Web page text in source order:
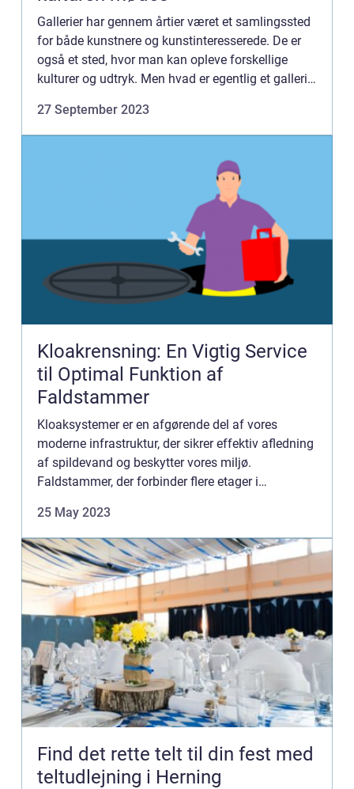
Gallerier har gennem årtier været et samlingssted
for både kunstnere og kunstinteresserede. De er
også et sted, hvor man kan opleve forskellige
kulturer og udtryk. Men hvad er egentlig et galleri,
27 September 2023
Kloakrensning: En Vigtig Service
til Optimal Funktion af
Faldstammer
Kloaksystemer er en afgørende del af vores
moderne infrastruktur, der sikrer effektiv afledning
af spildevand og beskytter vores miljø.
Faldstammer, der forbinder flere etager i
kloakkens integritet...
25 May 2023
Find det rette telt til din fest med
teltudlejning i Herning